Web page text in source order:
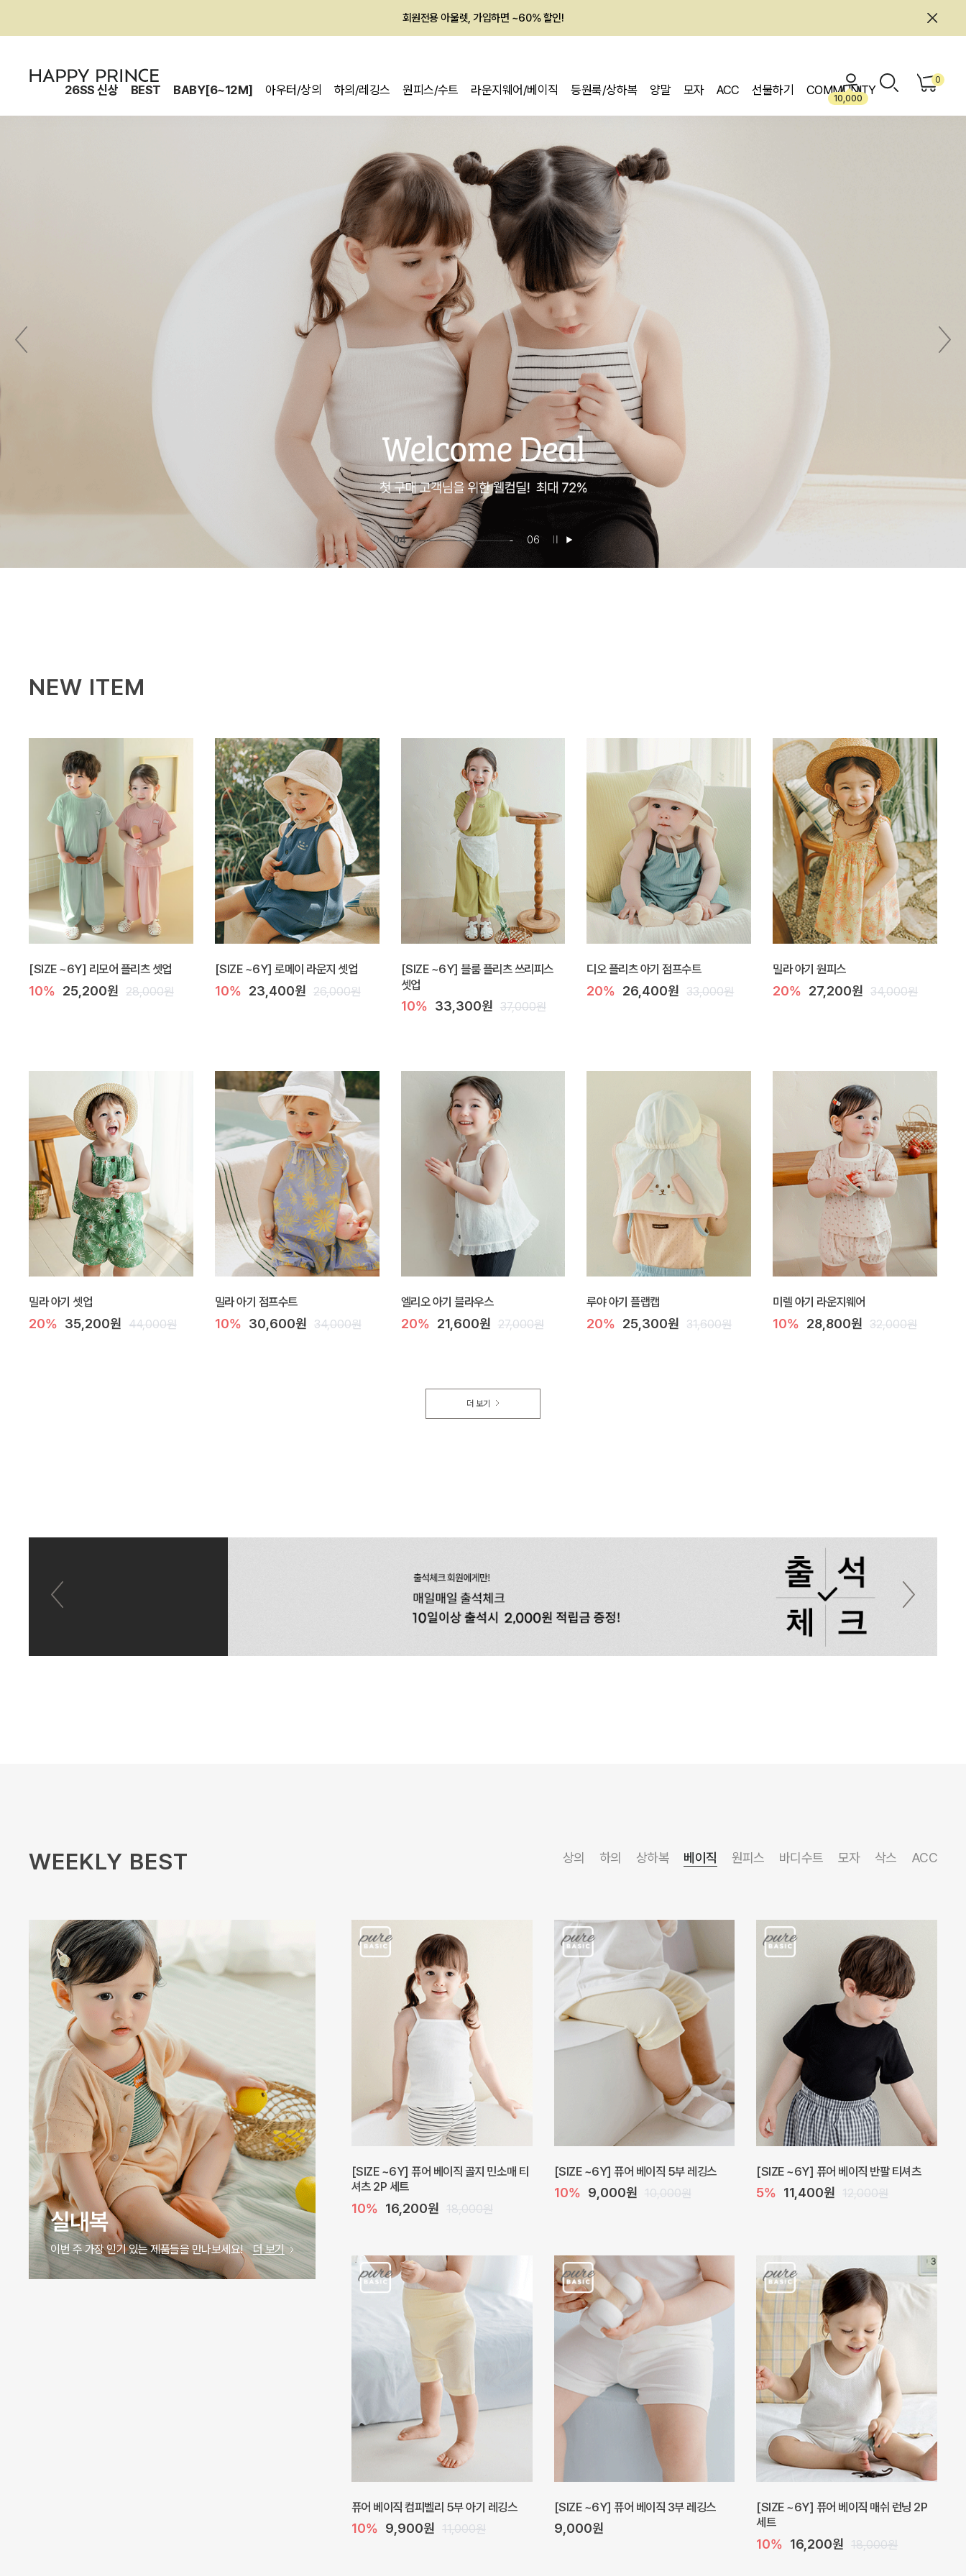
회원전용 아울렛, 가입하면 ~60% 할인!
26SS 신상 BEST BABY[6~12M] 아우터/상의 하의/레깅스 원피스/수트 라운지웨어/베이직 등원룩/상하복 양말 모자 ACC 선물하기 COMMUNITY
10,000
0
05 06
NEW ITEM
[SIZE ~6Y] 리모어 플리츠 셋업
10% 25,200원 28,000원
[SIZE ~6Y] 로메이 라운지 셋업
10% 23,400원 26,000원
[SIZE ~6Y] 블룸 플리츠 쓰리피스
셋업
10% 33,300원 37,000원
디오 플리츠 아기 점프수트
20% 26,400원 33,000원
밀라 아기 원피스
20% 27,200원 34,000원
밀라 아기 셋업
20% 35,200원 44,000원
밀라 아기 점프수트
10% 30,600원 34,000원
엘리오 아기 블라우스
20% 21,600원 27,000원
루야 아기 플랩캡
20% 25,300원 31,600원
미렐 아기 라운지웨어
10% 28,800원 32,000원
더 보기
WEEKLY BEST 상의 하의 상하복 베이직 원피스 바디수트 모자 삭스 ACC
실내복
이번 주 가장 인기 있는 제품들을 만나보세요! 더 보기
[SIZE ~6Y] 퓨어 베이직 골지 민소매 티
셔츠 2P 세트
10% 16,200원 18,000원
[SIZE ~6Y] 퓨어 베이직 5부 레깅스
10% 9,000원 10,000원
[SIZE ~6Y] 퓨어 베이직 반팔 티셔츠
5% 11,400원 12,000원
퓨어 베이직 컴피벨리 5부 아기 레깅스
10% 9,900원 11,000원
[SIZE ~6Y] 퓨어 베이직 3부 레깅스
9,000원
[SIZE ~6Y] 퓨어 베이직 매쉬 런닝 2P
세트
10% 16,200원 18,000원